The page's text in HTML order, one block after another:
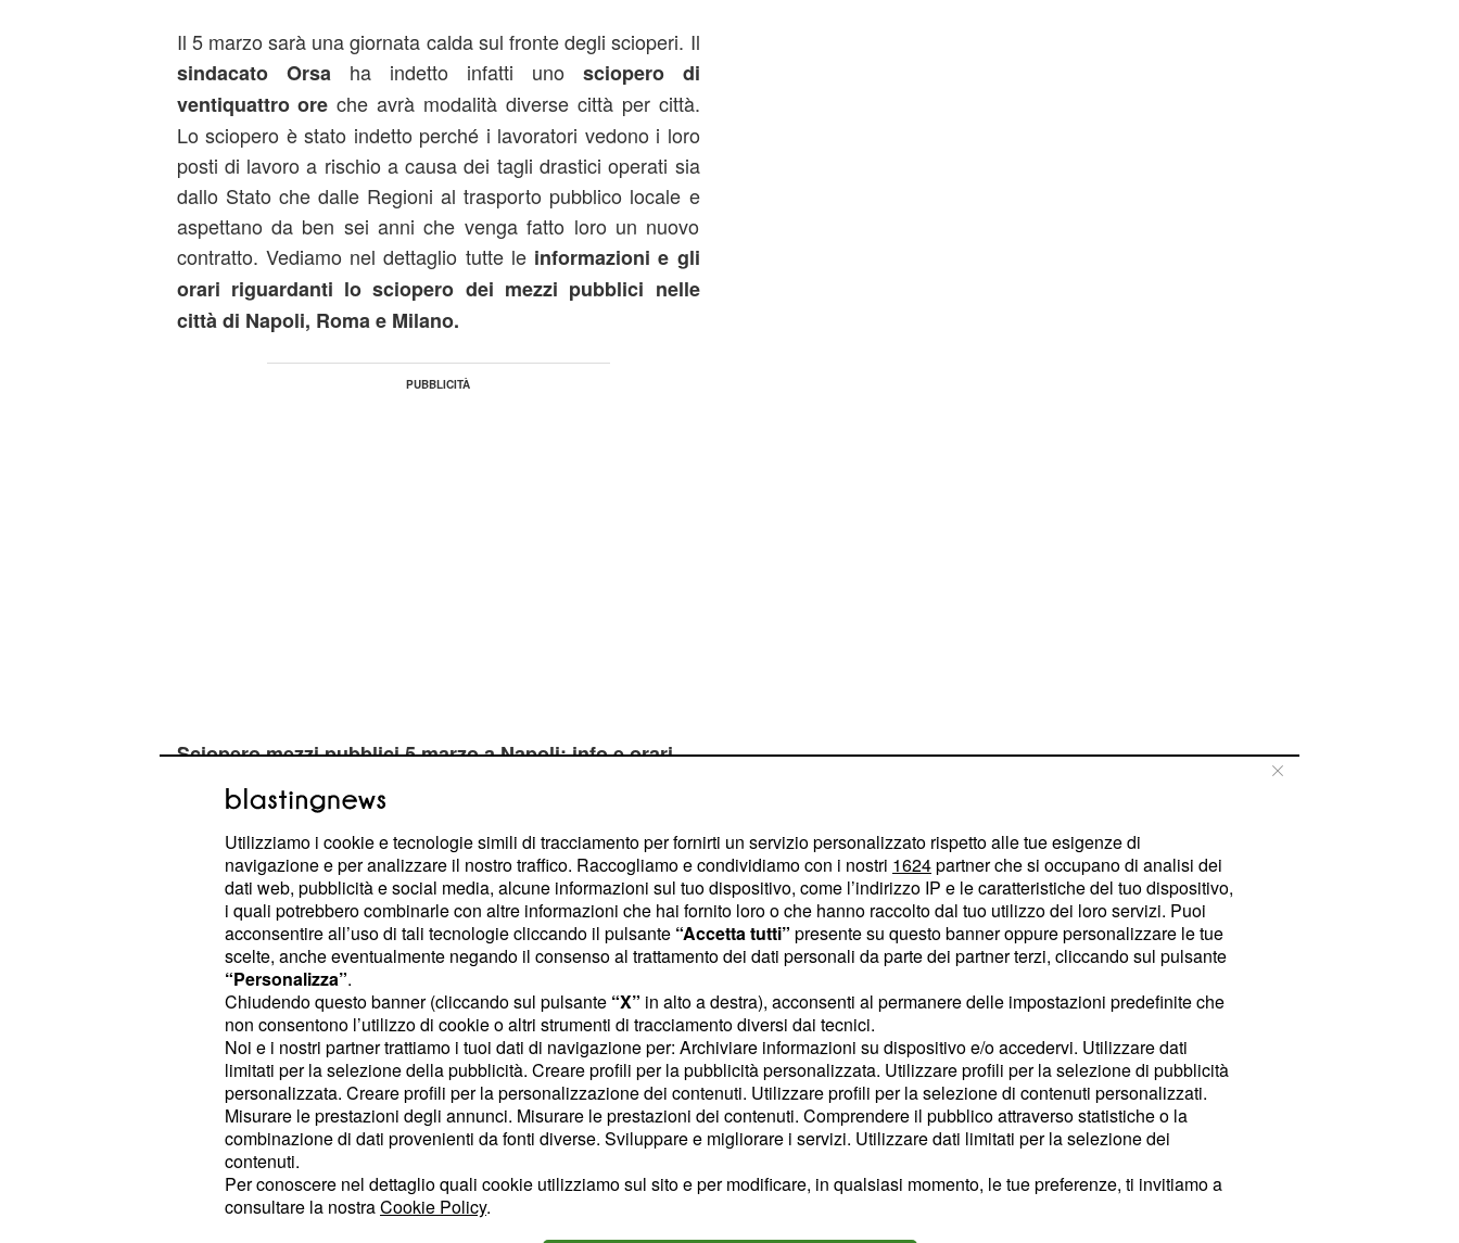
Il 5 marzo sarà una giornata calda sul fronte degli scioperi. Il
sindacato Orsa ha indetto infatti uno sciopero di
ventiquattro ore che avrà modalità diverse città per città.
Lo sciopero è stato indetto perché i lavoratori vedono i loro
posti di lavoro a rischio a causa dei tagli drastici operati sia
dallo Stato che dalle Regioni al trasporto pubblico locale e
aspettano da ben sei anni che venga fatto loro un nuovo
contratto. Vediamo nel dettaglio tutte le informazioni e gli
orari riguardanti lo sciopero dei mezzi pubblici nelle
città di Napoli, Roma e Milano.
Sciopero mezzi pubblici 5 marzo a Napoli: info e orari
A Napoli lo sciopero del 5 marzo sarà di ventiquattro ore. Le
fasce orarie garantite dellaCircumvesuvianasaranno solo
quelle dalle 6.17 alle 8.03 e dalle 13.17 alle 17.33 mentre
nelle restanti ore il servizio sarà sospeso. La lineaNapoli -
Cancello- Beneventofunzionerà solo dalle 6 alle 9 e dalle
18 alle 21 nelle altre ore il servizio sarà sospeso. La linea
Napoli- Piedimonte Matese - Caserta funzionerà dalle
5.30 alle 8.30 e dalle 17 alle 20. Per la linea della
metropolitanaPiscinola - Aversa Centrole fasce garantite
saranno dalle 6 alle 8.30 e dalle 16.30 alle 20. LaCumana
e la Circumflegreainvece funzioneranno dalle 5 alle 8 e
dalle 14.30 alle 17.30.
Utilizziamo i cookie e tecnologie simili di tracciamento per fornirti un servizio personalizzato rispetto alle tue esigenze di
navigazione e per analizzare il nostro traffico. Raccogliamo e condividiamo con i nostri 1624partner che si occupano di analisi dei
dati web, pubblicità e social media, alcune informazioni sul tuo dispositivo, come l’indirizzo IP e le caratteristiche del tuo dispositivo,
i quali potrebbero combinarle con altre informazioni che hai fornito loro o che hanno raccolto dal tuo utilizzo dei loro servizi. Puoi
acconsentire all’uso di tali tecnologie cliccando il pulsante “Accetta tutti” presente su questo banner oppure personalizzare le tue
scelte, anche eventualmente negando il consenso al trattamento dei dati personali da parte dei partner terzi, cliccando sul pulsante
“Personalizza”.
Chiudendo questo banner (cliccando sul pulsante “X” in alto a destra), acconsenti al permanere delle impostazioni predefinite che
non consentono l’utilizzo di cookie o altri strumenti di tracciamento diversi dai tecnici.
Noi e i nostri partner trattiamo i tuoi dati di navigazione per: Archiviare informazioni su dispositivo e/o accedervi. Utilizzare dati
limitati per la selezione della pubblicità. Creare profili per la pubblicità personalizzata. Utilizzare profili per la selezione di pubblicità
personalizzata. Creare profili per la personalizzazione dei contenuti. Utilizzare profili per la selezione di contenuti personalizzati.
Misurare le prestazioni degli annunci. Misurare le prestazioni dei contenuti. Comprendere il pubblico attraverso statistiche o la
combinazione di dati provenienti da fonti diverse. Sviluppare e migliorare i servizi. Utilizzare dati limitati per la selezione dei
contenuti.
Per conoscere nel dettaglio quali cookie utilizziamo sul sito e per modificare, in qualsiasi momento, le tue preferenze, ti invitiamo a
consultare la nostraCookie Policy.